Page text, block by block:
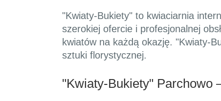
"Kwiaty-Bukiety" to kwiaciarnia
szerokiej ofercie i profesjonalnej
kwiatów na każdą okazję. "Kwiaty-
sztuki florystycznej.
"Kwiaty-Bukiety" Parchowo